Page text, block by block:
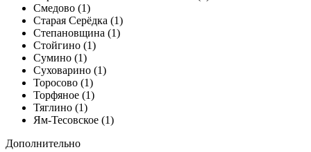
Смедово (1)
Старая Серёдка (1)
Степановщина (1)
Стойгино (1)
Сумино (1)
Суховарино (1)
Торосово (1)
Торфяное (1)
Тяглино (1)
Ям-Тесовское (1)
Дополнительно